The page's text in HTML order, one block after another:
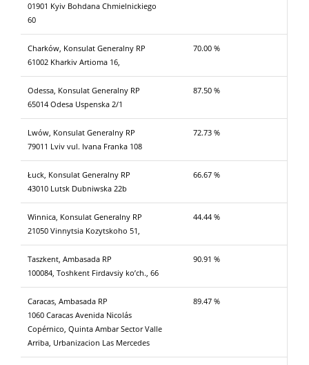
01901 Kyiv Bohdana Chmielnickiego
60
Charków, Konsulat Generalny RP
61002 Kharkiv Artioma 16,
70.00 %
Odessa, Konsulat Generalny RP
65014 Odesa Uspenska 2/1
87.50 %
Lwów, Konsulat Generalny RP
79011 Lviv vul. Ivana Franka 108
72.73 %
Łuck, Konsulat Generalny RP
43010 Lutsk Dubniwska 22b
66.67 %
Winnica, Konsulat Generalny RP
21050 Vinnytsia Kozytskoho 51,
44.44 %
Taszkent, Ambasada RP
100084, Toshkent Firdavsiy ko’ch., 66
90.91 %
Caracas, Ambasada RP
1060 Caracas Avenida Nicolás
Copérnico, Quinta Ambar Sector Valle
Arriba, Urbanizacion Las Mercedes
89.47 %